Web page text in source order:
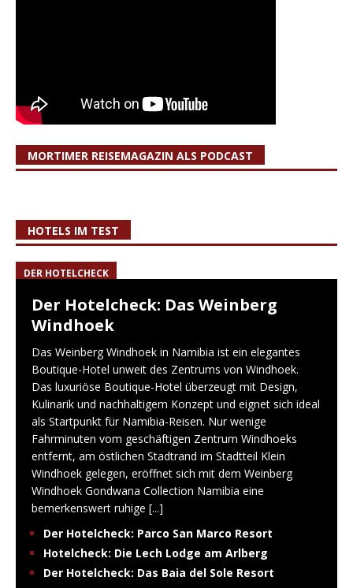
MORTIMER REISEMAGAZIN ALS PODCAST
HOTELS IM TEST
DER HOTELCHECK
Der Hotelcheck: Das Weinberg
Windhoek
Das Weinberg Windhoek in Namibia ist ein elegantes
Boutique-Hotel unweit des Zentrums von Windhoek.
Das luxuriöse Boutique-Hotel überzeugt mit Design,
Kulinarik und nachhaltigem Konzept und eignet sich ideal
als Startpunkt für Namibia-Reisen. Nur wenige
Fahrminuten vom geschäftigen Zentrum Windhoeks
entfernt, am östlichen Stadtrand im Stadtteil Klein
Windhoek gelegen, eröffnet sich mit dem Weinberg
Windhoek Gondwana Collection Namibia eine
bemerkenswert ruhige [...]
Der Hotelcheck: Parco San Marco Resort
Hotelcheck: Die Lech Lodge am Arlberg
Der Hotelcheck: Das Baia del Sole Resort